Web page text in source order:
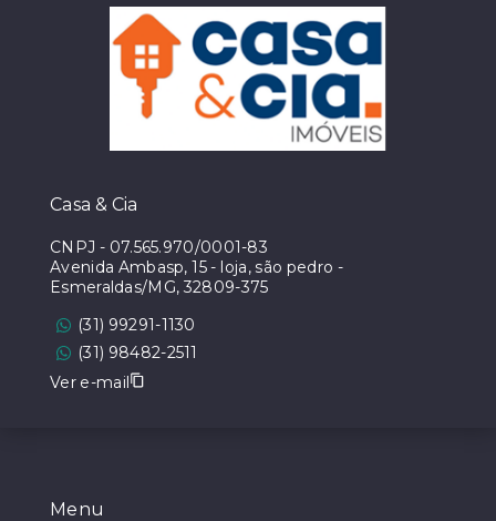
Menu
Casa & Cia
CNPJ - 07.565.970/0001-83
Avenida Ambasp, 15 - loja, são pedro -
Esmeraldas/MG, 32809-375
(31) 99291-1130
(31) 98482-2511
Ver e-mail